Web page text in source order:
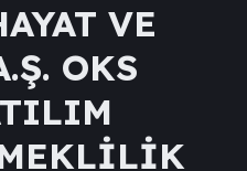
VE
OKS